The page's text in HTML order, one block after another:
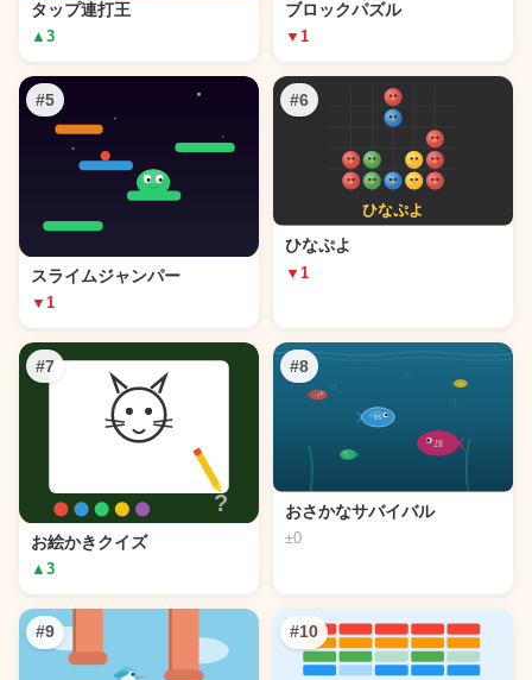
タップ連打王
▲3
ブロックパズル
▼1
#5
スライムジャンパー
▼1
#6
ひなぷよ
▼1
#7
お絵かきクイズ
▲3
#8
おさかなサバイバル
±0
#9 #10